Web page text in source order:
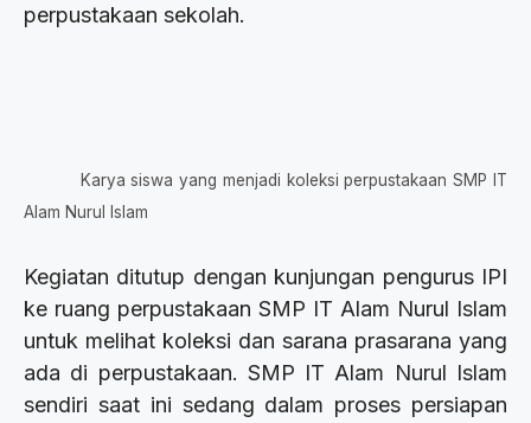
perpustakaan sekolah.
Karya siswa yang menjadi koleksi perpustakaan SMP IT
Alam Nurul Islam
Kegiatan ditutup dengan kunjungan pengurus IPI
ke ruang perpustakaan SMP IT Alam Nurul Islam
untuk melihat koleksi dan sarana prasarana yang
ada di perpustakaan. SMP IT Alam Nurul Islam
sendiri saat ini sedang dalam proses persiapan